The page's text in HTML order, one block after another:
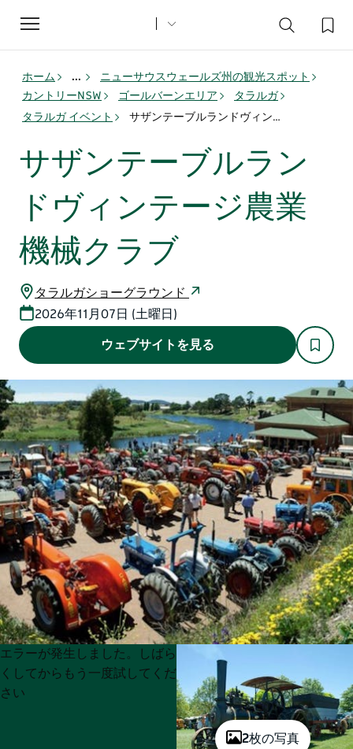
Toggle
navigation
ホーム ...
ニューサウスウェールズ州の観光スポット
カントリーNSW
ゴールバーンエリア
タラルガ
タラルガ イベント
サザンテーブルランドヴィンテージ農業機械クラブ
サザンテーブルラン
ドヴィンテージ農業
機械クラブ
タラルガショーグラウンド
2026年11月07日 (土曜日)
ウェブサイトを見る
2枚の写真
Product
List
Product
List
エラーが発生しました。しばら
くしてからもう一度試してくだ
さい